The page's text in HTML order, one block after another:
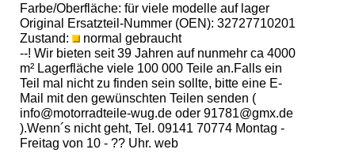
Farbe/Oberfläche: für viele modelle auf lager
Original Ersatzteil-Nummer (OEN): 32727710201
Zustand:
normal gebraucht
--! Wir bieten seit 39 Jahren auf nunmehr ca 4000
m² Lagerfläche viele 100 000 Teile an.Falls ein
Teil mal nicht zu finden sein sollte, bitte eine E-
Mail mit den gewünschten Teilen senden (
info@motorradteile-wug.de oder 91781@gmx.de
).Wenn´s nicht geht, Tel. 09141 70774 Montag -
Freitag von 10 - ?? Uhr. web